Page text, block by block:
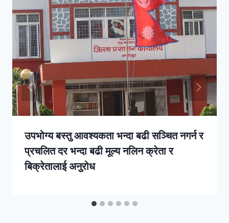
उपभोग्य बस्तु आवश्यकता भन्दा बढी सञ्चित नगर्न र
प्रचलित दर भन्दा बढी मूल्य नलिन क्रेता र
बिक्रेतालाई अनुरोध